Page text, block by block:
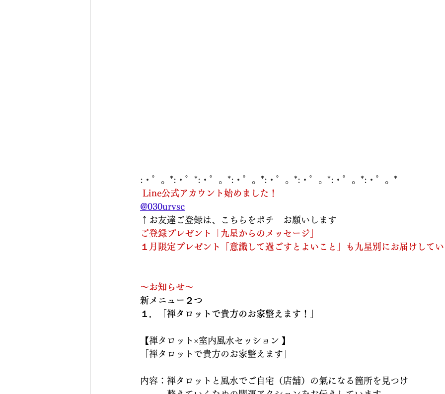
:・゜。*:・゜*:・゜。*:・゜。*:・゜。*:・゜。*:・゜。*:・゜。*
Line公式アカウント始めました！
@030urvsc
↑お友達ご登録は、こちらをポチ　お願いします
ご登録プレゼント「九星からのメッセージ」
１月限定プレゼント「意識して過ごすとよいこと」も九星別にお届けして
～お知らせ～
新メニュー２つ
１．「禅タロットで貴方のお家整えます！」
【禅タロット×室内風水セッション 】
「禅タロットで貴方のお家整えます」
内容：禅タロットと風水でご自宅（店舗）の氣になる箇所を見つけ